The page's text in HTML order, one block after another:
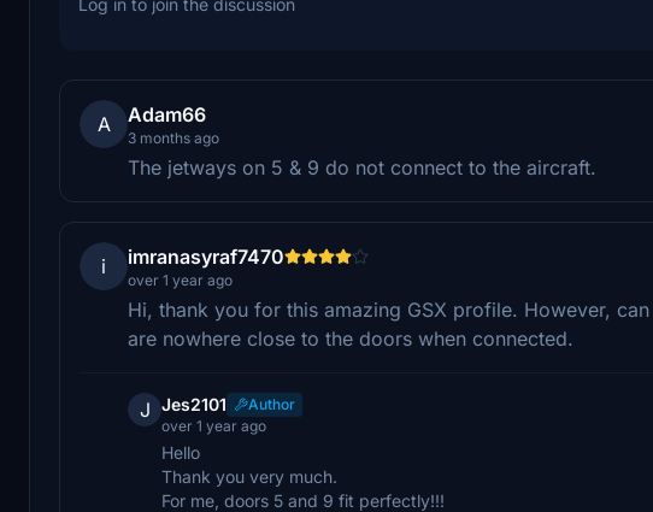
Log in to join the discussion
A Adam66
3 months ago
The jetways on 5 & 9 do not connect to the aircraft.
i imranasyraf7470
over 1 year ago
Hi, thank you for this amazing GSX profile. However,
are nowhere close to the doors when connected.
J Jes2101
Author
over 1 year ago
Hello
Thank you very much.
For me, doors 5 and 9 fit perfectly!!!